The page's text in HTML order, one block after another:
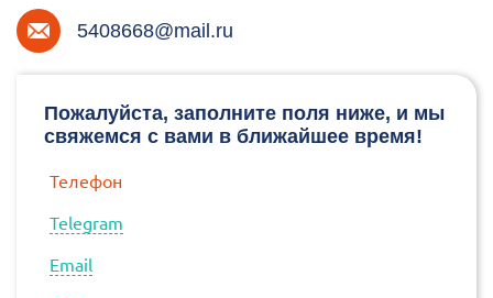
Пожалуйста, заполните поля ниже, и мы
свяжемся с вами в ближайшее время!
Телефон
Telegram
Email
5408668@mail.ru